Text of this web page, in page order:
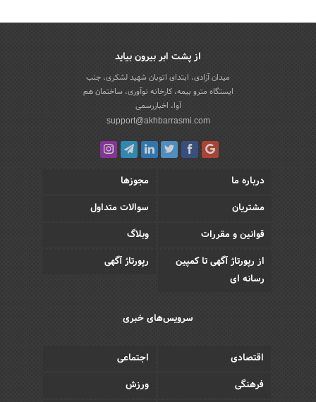
از پشت ابر بیرون بیاید
میدان آزادی، ابتدای اتوبان شهید لشکری، جنب
ایستگاه مترو بیمه، کارخانه نوآوری، ساختمان هم
آوا، اخباررسمی
support@akhbarrasmi.com
درباره ما
مجوزها
مشتریان
سوالات متداول
قوانین و مقررات
وبلاگ
از رپورتاژ آگهی تا کمپین
رسانه ای
رپورتاژ آگهی
سرویس‌های خبری
اقتصادی
اجتماعی
فرهنگی
ورزش